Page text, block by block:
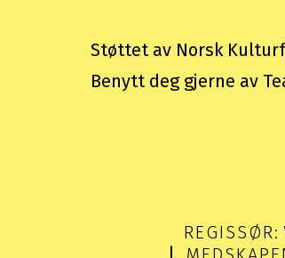
Støttet av Norsk
Benytt deg gjerne av
REGISSØR: